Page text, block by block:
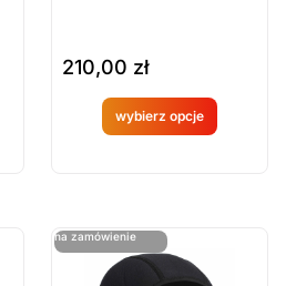
210,00 zł
wybierz opcje
Produkt
na
zamówien
na zamówienie
ostatnie sztuki